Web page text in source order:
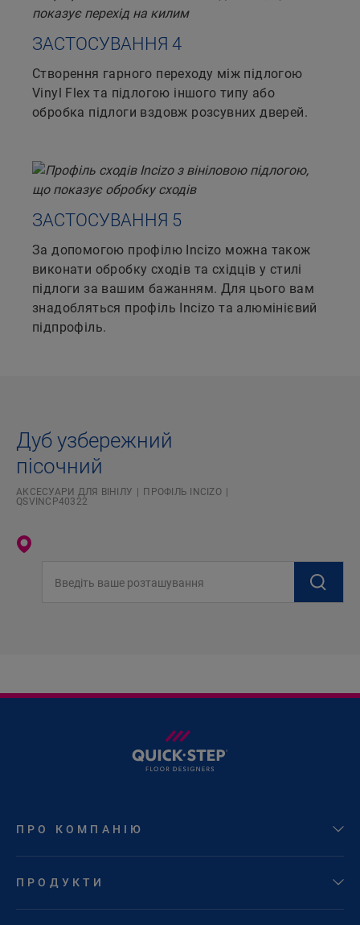
ЗАСТОСУВАННЯ 4
Створення гарного переходу між підлогою
Vinyl Flex та підлогою іншого типу або
обробка підлоги вздовж розсувних дверей.
ЗАСТОСУВАННЯ 5
За допомогою профілю Incizo можна також
виконати обробку сходів та східців у стилі
підлоги за вашим бажанням. Для цього вам
знадобляться профіль Incizo та алюмінієвий
підпрофіль.
Дуб узбережний
пісочний
АКСЕСУАРИ ДЛЯ ВІНІЛУ
ПРОФІЛЬ INCIZO
QSVINCP40322
ПРО КОМПАНІЮ
ПРОДУКТИ